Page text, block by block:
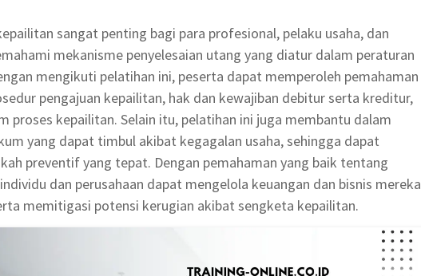
sangat penting bagi para profesional, pelaku usaha, dan
mekanisme penyelesaian utang yang diatur dalam peraturan
mengikuti pelatihan ini, peserta dapat memperoleh pemahaman
pengajuan kepailitan, hak dan kewajiban debitur serta kreditur,
proses kepailitan. Selain itu, pelatihan ini juga membantu dalam
yang dapat timbul akibat kegagalan usaha, sehingga dapat
preventif yang tepat. Dengan pemahaman yang baik tentang
dan perusahaan dapat mengelola keuangan dan bisnis mereka
memitigasi potensi kerugian akibat sengketa kepailitan.